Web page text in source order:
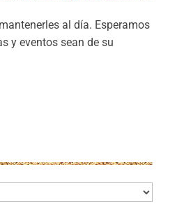
al día. Esperamos
y eventos sean de su